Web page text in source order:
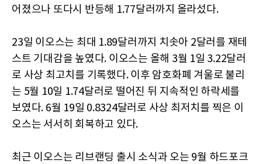
어졌으나 또다시 반등해 1.77달러까지 올라섰다.
23일 이오스는 최대 1.89달러까지 치솟아 2달러를 재테
스트 기대감을 높였다. 이오스는 올해 3월 1일 3.22달러
로 사상 최고치를 기록했다. 이후 암호화폐 겨울로 불리
는 5월 10일 1.74달러로 떨어진 뒤 지속적인 하락세를
보였다. 6월 19일 0.8324달러로 사상 최저치를 찍은 이
오스는 서서히 회복하고 있다.
최근 이오스는 리브랜딩 출시 소식과 오는 9월 하드포크